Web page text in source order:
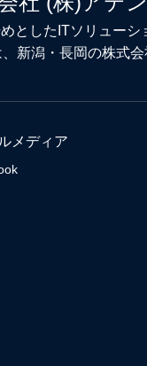
としたITソリューシ
新潟・長岡の株式会
メディア